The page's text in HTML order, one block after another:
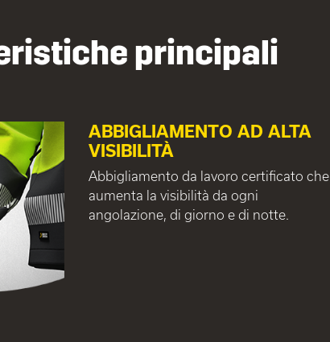
principali
ABBIGLIAMENTO AD ALTA
VISIBILITÀ
Abbigliamento da lavoro certificato che
aumenta la visibilità da ogni
angolazione, di giorno e di notte.